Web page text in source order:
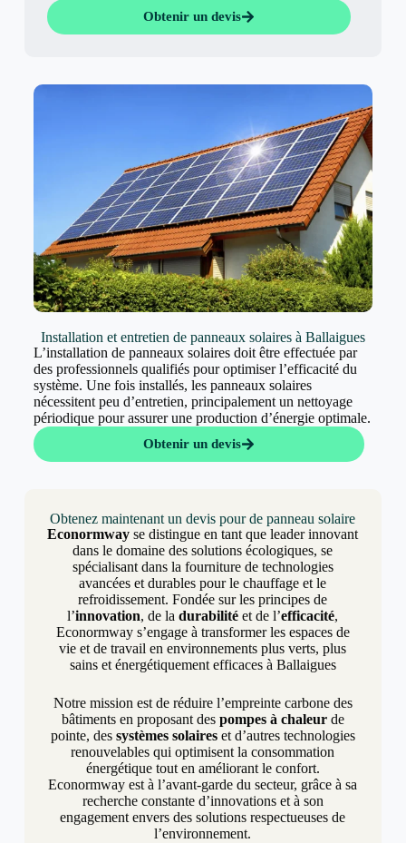
Obtenir un devis
Installation et entretien de panneaux solaires à Ballaigues
L’installation de panneaux solaires doit être effectuée par
des professionnels qualifiés pour optimiser l’efficacité du
système. Une fois installés, les panneaux solaires
nécessitent peu d’entretien, principalement un nettoyage
périodique pour assurer une production d’énergie optimale.
Obtenir un devis
Obtenez maintenant un devis pour de panneau solaire
Econormway se distingue en tant que leader innovant
dans le domaine des solutions écologiques, se
spécialisant dans la fourniture de technologies
avancées et durables pour le chauffage et le
refroidissement. Fondée sur les principes de
l’innovation, de ladurabilité et de l’efficacité,
Econormway s’engage à transformer les espaces de
vie et de travail en environnements plus verts, plus
sains et énergétiquement efficaces à Ballaigues
Notre mission est de réduire l’empreinte carbone des
bâtiments en proposant des pompes à chaleurde
pointe, des systèmes solaireset d’autres technologies
renouvelables qui optimisent la consommation
énergétique tout en améliorant le confort.
Econormway est à l’avant-garde du secteur, grâce à sa
recherche constante d’innovations et à son
engagement envers des solutions respectueuses de
l’environnement.